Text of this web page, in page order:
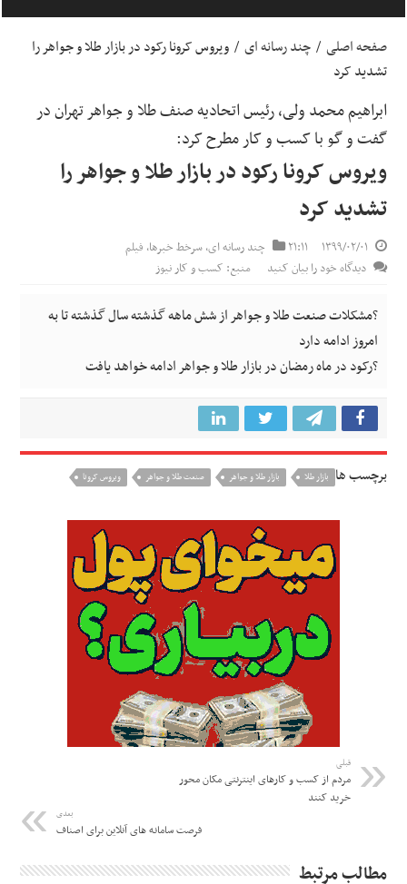
صفحه اصلی / چند رسانه ای / ویروس کرونا رکود در بازار طلا و جواهر را
تشدید کرد
ابراهیم محمد ولی، رئیس اتحادیه صنف طلا و جواهر تهران در
گفت و گو با کسب و کار مطرح کرد:
ویروس کرونا رکود در بازار طلا و جواهر را
تشدید کرد
۱۳۹۹/۰۲/۰۱ ۲۱:۱۱ چند رسانه ای,سرخط خبرها, فیلم
دیدگاه خود را بیان کنید
منبع: کسب و کار نیوز
?مشکلات صنعت طلا و جواهر از شش ماهه گذشته سال گذشته تا به
امروز ادامه دارد
?رکود در ماه رمضان در بازار طلا و جواهر ادامه خواهد یافت
برچسب ها بازار طلا بازار طلا و جواهر صنعت طلا و جواهر ویروس کرونا
قبلی
مردم از کسب و کارهای اینترنتی مکان محور
خرید کنند
بعدی
فرصت سامانه های آنلاین برای اصناف
مطالب مرتبط